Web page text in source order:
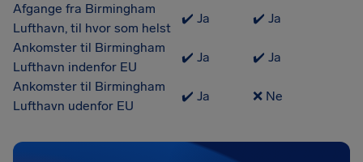
Afgange fra Birmingham
Lufthavn, til hvor som helst
✔️ Ja
✔️ Ja
Ankomster til Birmingham
Lufthavn indenfor EU
✔️ Ja
✔️ Ja
Ankomster til Birmingham
Lufthavn udenfor EU
✔️ Ja ❌ Ne